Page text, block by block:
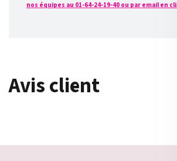
nos équipes au 01-64-24-19-40 ou par email en
Avis client